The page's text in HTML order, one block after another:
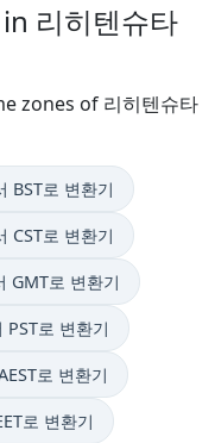
리히텐슈타
zones of 리히텐슈타
BST로 변환기
CST로 변환기
GMT로 변환기
PST로 변환기
로 변환기
로 변환기